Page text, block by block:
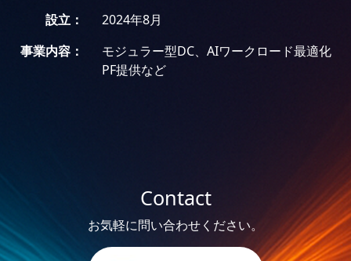
設立：
2024年8月
事業内容：
モジュラー型DC、AIワークロード最適化
PF提供など
Contact
お気軽に問い合わせください。